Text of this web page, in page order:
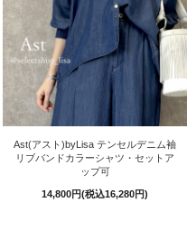
Ast(アスト)byLisa テンセルデニム袖
リブバンドカラーシャツ・セットア
ップ可
14,800円(税込16,280円)